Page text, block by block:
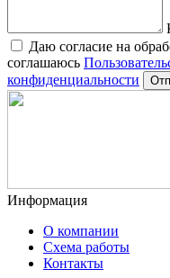
Даю согласие на
соглашаюсь
конфиденциальности
О компании
Схема работы